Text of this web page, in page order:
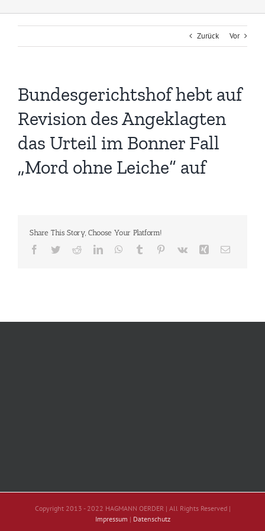
Zurück Vor
Bundesgerichtshof hebt auf
Revision des Angeklagten
das Urteil im Bonner Fall
„Mord ohne Leiche“ auf
Share This Story, Choose Your Platform!
Facebook
TwitterRedditLinkedInWhatsApp
Tumblr Pinterest
Vk Xing E-
Copyright 2013 - 2022 HAGMANN OERDER | All Rights Reserved |
Impressum | Datenschutz